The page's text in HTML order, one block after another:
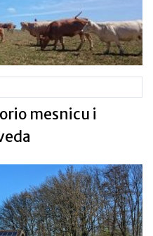
u osnovnu
iz
Republike
– 2020., NN
mesnicu i